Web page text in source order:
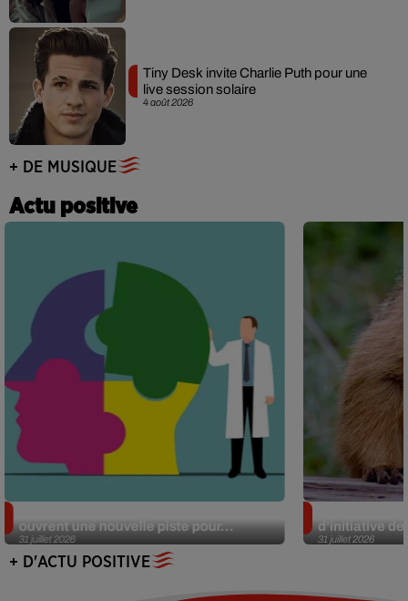
4 août 2026
Tiny Desk invite Charlie Puth pour une
live session solaire
+ DE MUSIQUE
Actu positive
31 juillet 2026
ouvrent une nouvelle piste pour...
31 juillet 2026
d’initiative
+ D'ACTU POSITIVE